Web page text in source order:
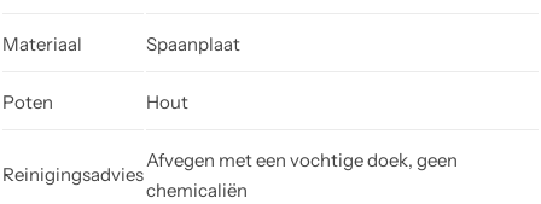
Materiaal Spaanplaat
Poten Hout
Reinigingsadvies
Afvegen met een vochtige doek, geen
chemicaliën